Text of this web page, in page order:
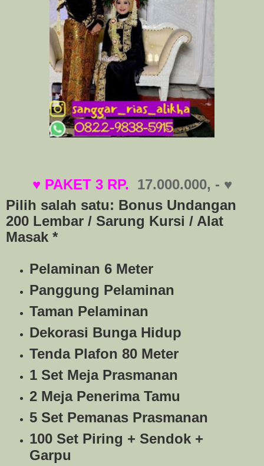
♥ PAKET 3 RP.
17.000.000, - ♥
Pilih salah satu: Bonus Undangan
200 Lembar / Sarung Kursi / Alat
Masak *
Pelaminan 6 Meter
Panggung Pelaminan
Taman Pelaminan
Dekorasi Bunga Hidup
Tenda Plafon 80 Meter
1 Set Meja Prasmanan
2 Meja Penerima Tamu
5 Set Pemanas Prasmanan
100 Set Piring + Sendok +
Garpu